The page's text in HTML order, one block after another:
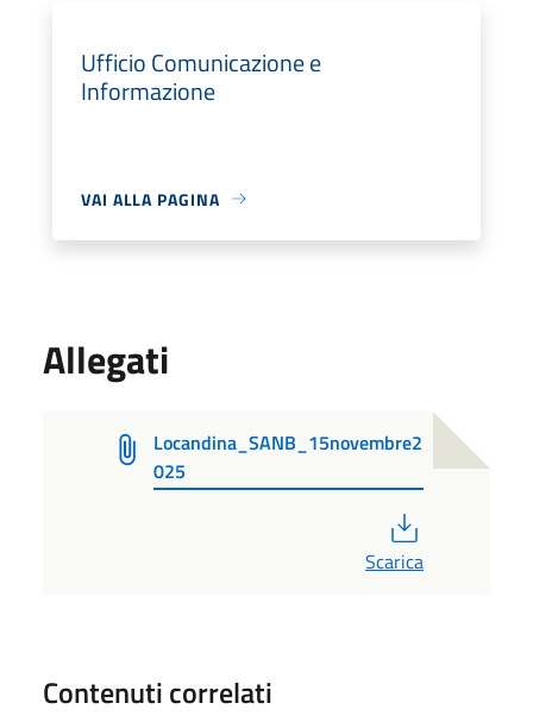
Ufficio Comunicazione e
Informazione
VAI ALLA PAGINA
Allegati
Locandina_SANB_15novembre2
025
Scarica
Contenuti correlati